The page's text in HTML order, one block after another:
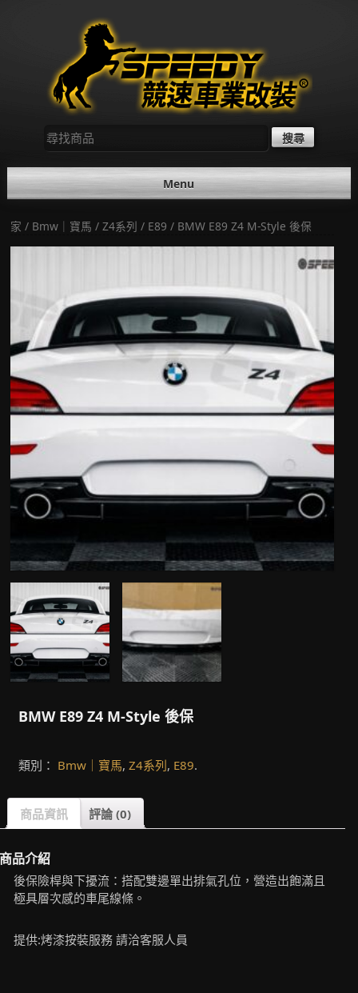
尋
找：
Menu
家 / Bmw｜寶馬 / Z4系列 / E89 / BMW E89 Z4 M-Style 後保
BMW E89 Z4 M-Style 後保
類別： Bmw｜寶馬, Z4系列, E89.
商品資訊 評論 (0)
品介紹
後保險桿與下擾流：搭配雙邊單出排氣孔位，營造出飽滿且
極具層次感的車尾線條。
提供:烤漆按裝服務 請洽客服人員